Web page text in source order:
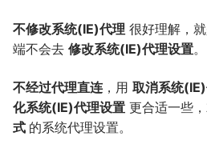
不修改系统(IE)代理 很好理解，
端不会去 修改系统(IE)代理设置。
不经过代理直连 ，用 取消系统
化系统(IE)代理设置 更合适一些
式 的系统代理设置。